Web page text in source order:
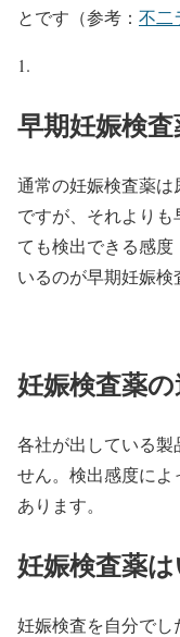
とです（参考： 不二
早期妊娠検
通常の妊娠検査薬は
ですが、それよりも
ても検出できる感度
いるのが早期妊娠検
妊娠検査薬
各社が出している製
せん。検出感度に
あります。
妊娠検査薬
妊娠検査を自分で